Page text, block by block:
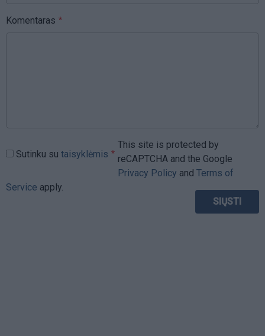
Komentaras
Sutinku su taisyklėmis
This site is protected by
reCAPTCHA and the Google
Privacy Policy and Terms of
Service apply.